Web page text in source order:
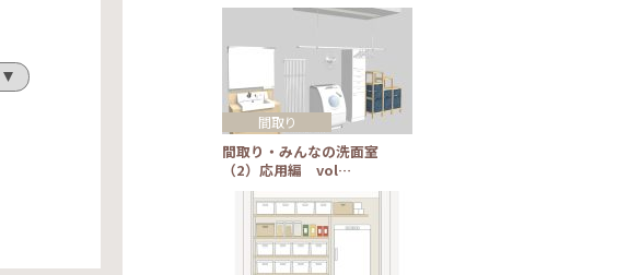
間取り・みんなの洗面室
（2）応用編 vol…
間取り